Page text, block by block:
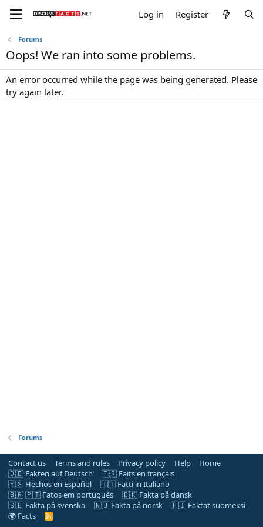
Log in Register
Forums
Oops! We ran into some problems.
An error occurred while the page was being generated. Please
try again later.
Forums
Contact us Terms and rules Privacy policy Help
Home
🇩🇪 Fakten auf Deutsch
🇫🇷 Faits en français
🇪🇸 Hechos en Español
🇮🇹 Fatti in Italiano
🇧🇷 🇵🇹 Fatos em português
🇩🇰 Fakta på dansk
🇸🇪 Fakta på svenska
🇳🇴 Fakta på norsk
🇫🇮 Faktat suomeksi
🌍 Facts
R